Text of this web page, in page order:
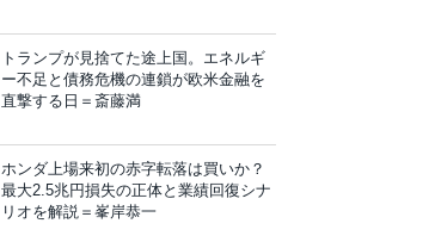
トランプが見捨てた途上国。エネルギ
ー不足と債務危機の連鎖が欧米金融を
直撃する日＝斎藤満
ホンダ上場来初の赤字転落は買いか？
最大2.5兆円損失の正体と業績回復シナ
リオを解説＝峯岸恭一